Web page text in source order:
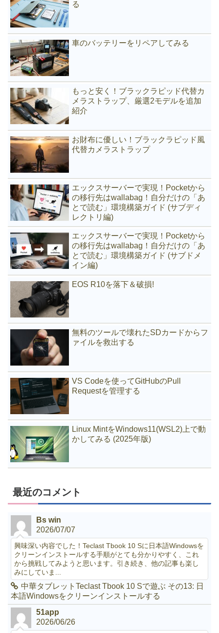
る
車のバッテリーをリペアしてみる
もっと安く！ブラックラピッド代替カ
メラストラップ、厳選2モデルを追加
紹介
お財布に優しい！ブラックラピッド風
代替カメラストラップ
エックスサーバーで実現！Pocketから
の移行先はwallabag！自分だけの「あ
とで読む」環境構築ガイド (サブディ
レクトリ編)
エックスサーバーで実現！Pocketから
の移行先はwallabag！自分だけの「あ
とで読む」環境構築ガイド (サブドメ
イン編)
EOS R10を落下＆破損!
無料のツールで壊れたSDカードからフ
ァイルを救出する
VS Codeを使ってGitHubのPull
Requestを管理する
Linux MintをWindows11(WSL2)上で動
かしてみる (2025年版)
最近のコメント
Bs win
2026/07/07
興味深い内容でした！Teclast Tbook 10 Sに日本語Windowsを
クリーンインストールする手順がとても分かりやすく、これ
から挑戦してみようと思います。引き続き、他の記事も楽し
みにしていま...
中華タブレットTeclast Tbook 10 Sで遊ぶ その13: 日
本語Windowsをクリーンインストールする
51app
2026/06/26